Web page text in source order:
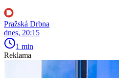
Pražská Drbna
dnes, 20:15
1 min
Reklama